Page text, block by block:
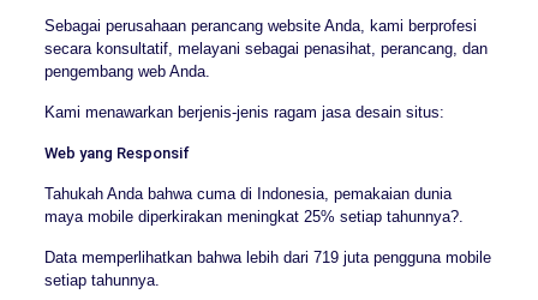
Sebagai perusahaan perancang website Anda, kami berprofesi
secara konsultatif, melayani sebagai penasihat, perancang, dan
pengembang web Anda.
Kami menawarkan berjenis-jenis ragam jasa desain situs:
Web yang Responsif
Tahukah Anda bahwa cuma di Indonesia, pemakaian dunia
maya mobile diperkirakan meningkat 25% setiap tahunnya?.
Data memperlihatkan bahwa lebih dari 719 juta pengguna mobile
setiap tahunnya.